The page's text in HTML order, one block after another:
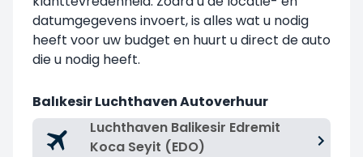
datumgegevens invoert, is alles wat u nodig
heeft voor uw budget en huurt u direct de auto
die u nodig heeft.
Balıkesir Luchthaven Autoverhuur
Luchthaven Balikesir Edremit
Koca Seyit (EDO)